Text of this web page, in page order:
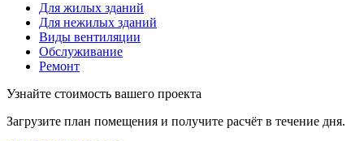
Для жилых зданий
Для нежилых зданий
Виды вентиляции
Обслуживание
Ремонт
Узнайте стоимость вашего проекта
Загрузите план помещения и получите расчёт в течение дня.